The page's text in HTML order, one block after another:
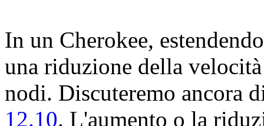
In un Cherokee,
una riduzione della
nodi. Discuteremo ancora
12.10. L'aumento o la